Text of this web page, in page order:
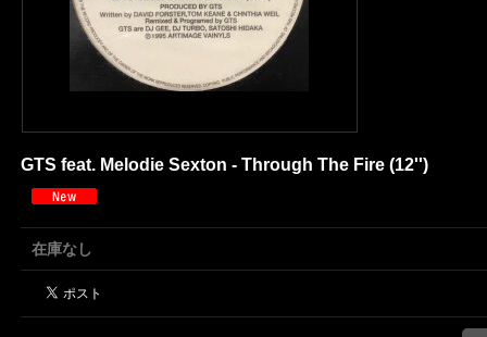
GTS feat. Melodie Sexton - Through The Fire (12'')
在庫なし